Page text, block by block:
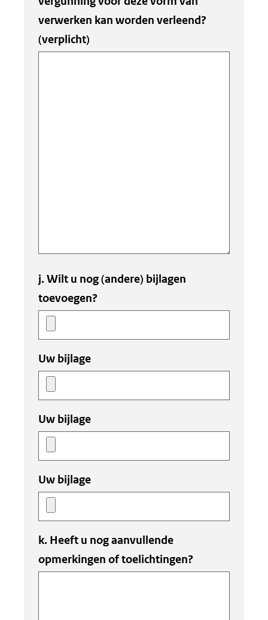
verwerken kan worden verleend?
(verplicht)
j. Wilt u nog (andere) bijlagen
toevoegen?
Uw bijlage
Uw bijlage
Uw bijlage
k. Heeft u nog aanvullende
opmerkingen of toelichtingen?